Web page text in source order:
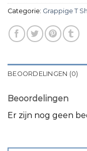
Categorie: Grappige T
BEOORDELINGEN (0)
Beoordelingen
Er zijn nog geen